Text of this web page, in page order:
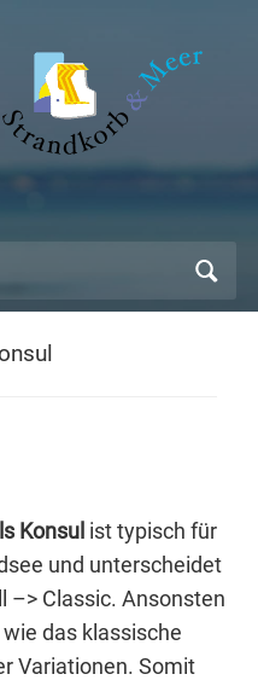
Konsul ist typisch für
und unterscheidet
–> Classic. Ansonsten
das klassische
Variationen. Somit